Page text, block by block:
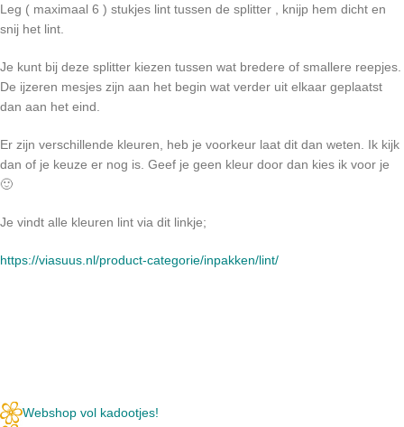
Leg ( maximaal 6 ) stukjes lint tussen de splitter , knijp hem dicht en
snij het lint.
Je kunt bij deze splitter kiezen tussen wat bredere of smallere reepjes.
De ijzeren mesjes zijn aan het begin wat verder uit elkaar geplaatst
dan aan het eind.
Er zijn verschillende kleuren, heb je voorkeur laat dit dan weten. Ik kijk
dan of je keuze er nog is. Geef je geen kleur door dan kies ik voor je
🙂
Je vindt alle kleuren lint via dit linkje;
https://viasuus.nl/product-categorie/inpakken/lint/
Webshop vol kadootjes!